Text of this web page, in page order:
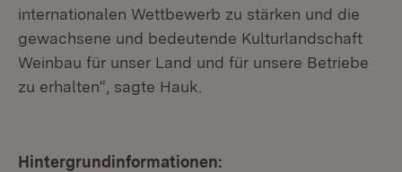
internationalen Wettbewerb zu stärken und die
gewachsene und bedeutende Kulturlandschaft
Weinbau für unser Land und für unsere Betriebe
zu erhalten“, sagte Hauk.
Hintergrundinformationen: